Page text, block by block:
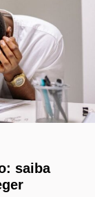
saiba